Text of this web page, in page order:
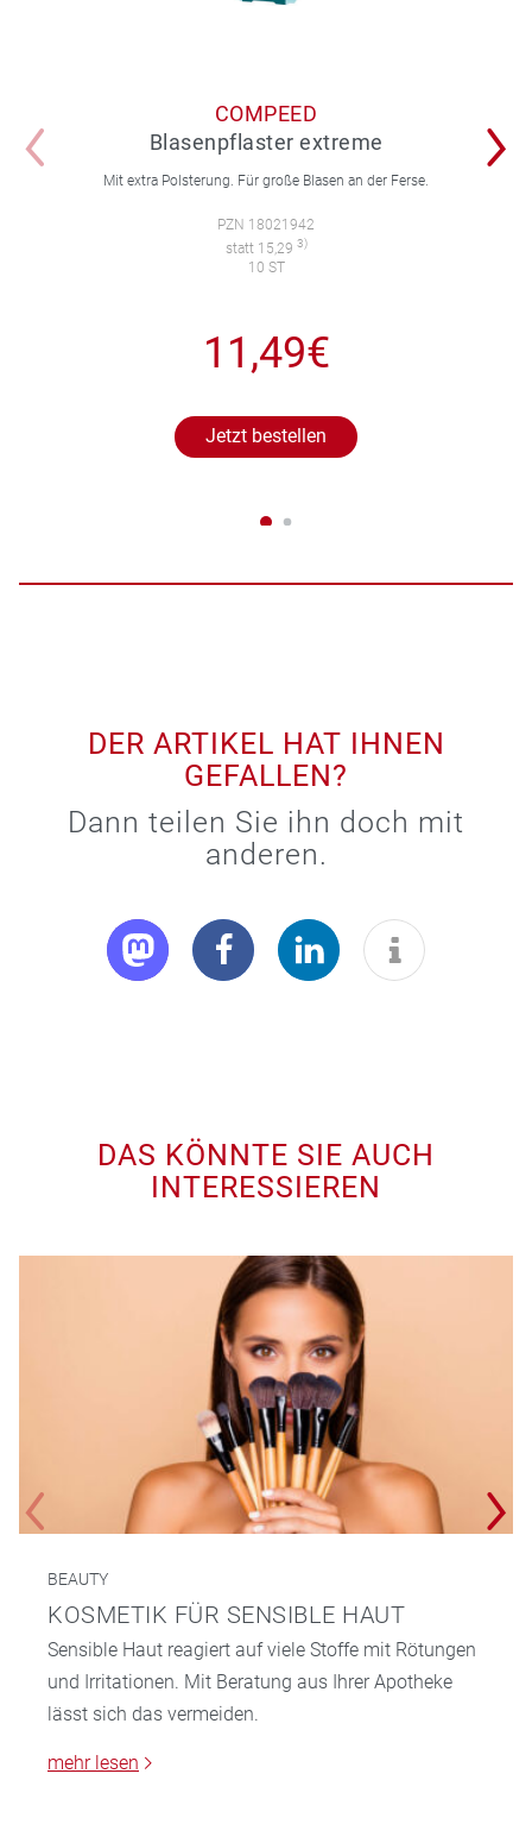
COMPEED
Blasenpflaster extreme
Mit extra Polsterung. Für große Blasen an der Ferse.
PZN 18021942
statt 15,29 3)
10 ST
11,49€
Jetzt bestellen
DER ARTIKEL HAT IHNEN
GEFALLEN?
Dann teilen Sie ihn doch mit
anderen.
DAS KÖNNTE SIE AUCH
INTERESSIEREN
BEAUTY
KOSMETIK FÜR SENSIBLE HAUT
Sensible Haut reagiert auf viele Stoffe mit Rötungen
und Irritationen. Mit Beratung aus Ihrer Apotheke
lässt sich das vermeiden.
mehr lesen